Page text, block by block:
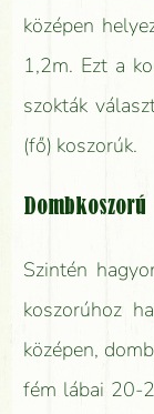
középen
1,2m. Ezt a
szokták
(fő) koszorúk.
Dombkoszorú
Szintén
koszorúhoz
középen,
fém lábai 20-